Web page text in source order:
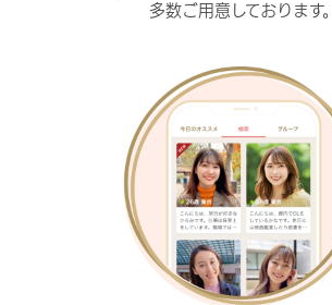
多数ご用意しております。